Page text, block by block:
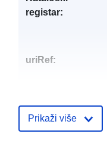
registar:
uriRef:
Prikaži više